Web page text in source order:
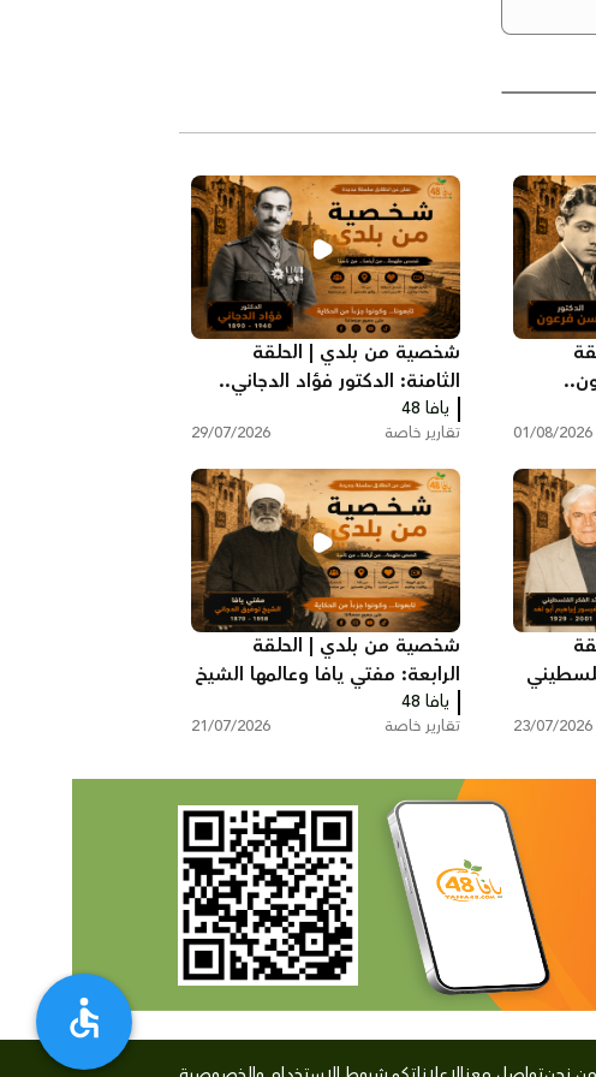
يافا
01/08/2026
شخصية من بلدي | الحلقة
الثامنة: الدكتور فؤاد الدجاني..
رائد الطب والجراحة في فلسطين
يافا 48
تقارير خاصة 29/07/2026
23/07/2026
شخصية من بلدي | الحلقة
الرابعة: مفتي يافا وعالمها الشيخ
توفيق عبد الله الدجاني
يافا 48
تقارير خاصة 21/07/2026